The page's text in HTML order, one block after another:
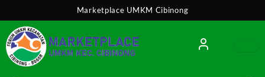
content
Marketplace UMKM Cibinong